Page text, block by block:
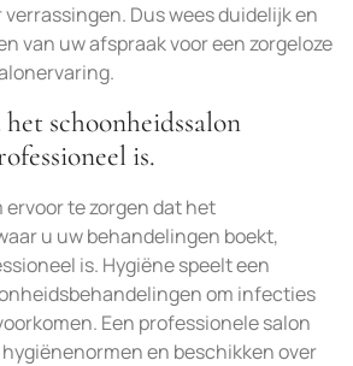
Dus wees duidelijk en
van uw afspraak voor een zorgeloze
schoonheidssalon
is.
ervoor te zorgen dat het
u uw behandelingen boekt,
is. Hygiëne speelt een
om infecties
Een professionele salon
en beschikken over